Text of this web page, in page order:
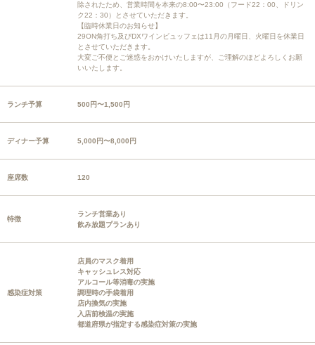
除されたため、営業時間を本来の8:00〜23:00（フード22：00、ドリン
ク22：30）とさせていただきます。
【臨時休業日のお知らせ】
29ON角打ち及びDXワインビュッフェは11月の月曜日、火曜日を休業日
とさせていただきます。
大変ご不便とご迷惑をおかけいたしますが、ご理解のほどよろしくお願
いいたします。
ランチ予算 500円〜1,500円
ディナー予算 5,000円〜8,000円
座席数 120
特徴
ランチ営業あり
飲み放題プランあり
感染症対策
店員のマスク着用
キャッシュレス対応
アルコール等消毒の実施
調理時の手袋着用
店内換気の実施
入店前検温の実施
都道府県が指定する感染症対策の実施